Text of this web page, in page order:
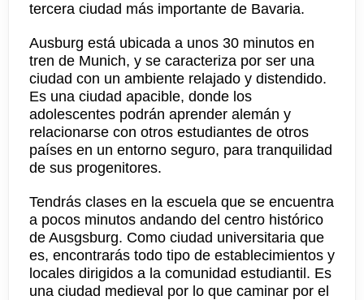
tercera ciudad más importante de Bavaria.
Ausburg está ubicada a unos 30 minutos en
tren de Munich, y se caracteriza por ser una
ciudad con un ambiente relajado y distendido.
Es una ciudad apacible, donde los
adolescentes podrán aprender alemán y
relacionarse con otros estudiantes de otros
países en un entorno seguro, para tranquilidad
de sus progenitores.
Tendrás clases en la escuela que se encuentra
a pocos minutos andando del centro histórico
de Ausgsburg. Como ciudad universitaria que
es, encontrarás todo tipo de establecimientos y
locales dirigidos a la comunidad estudiantil. Es
una ciudad medieval por lo que caminar por el